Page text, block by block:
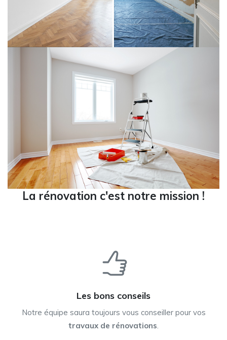
La rénovation c'est notre mission !
Les bons conseils
Notre équipe saura toujours vous conseiller pour vos
travaux de rénovations